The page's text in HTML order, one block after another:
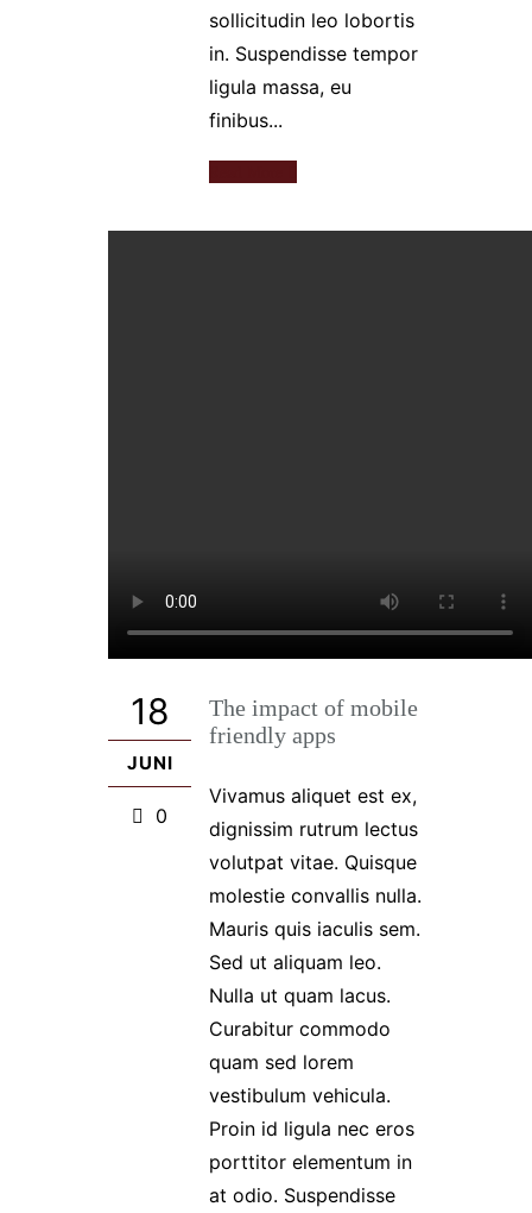
sollicitudin leo lobortis
in. Suspendisse tempor
ligula massa, eu
finibus...
18
JUNI
0
The impact of mobile
friendly apps
Vivamus aliquet est ex,
dignissim rutrum lectus
volutpat vitae. Quisque
molestie convallis nulla.
Mauris quis iaculis sem.
Sed ut aliquam leo.
Nulla ut quam lacus.
Curabitur commodo
quam sed lorem
vestibulum vehicula.
Proin id ligula nec eros
porttitor elementum in
at odio. Suspendisse